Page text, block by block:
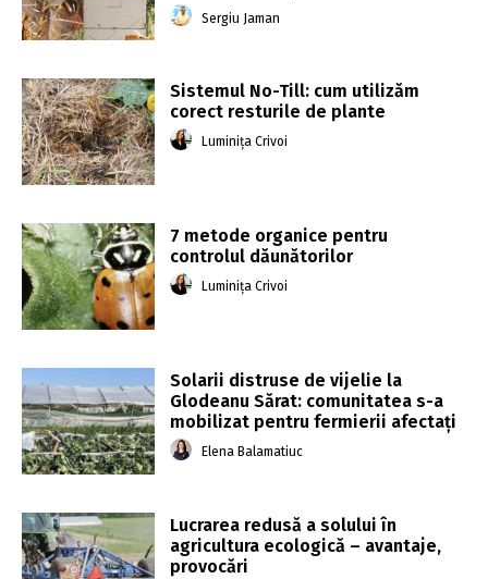
Sergiu Jaman
Sistemul No-Till: cum utilizăm
corect resturile de plante
Luminița Crivoi
7 metode organice pentru
controlul dăunătorilor
Luminița Crivoi
Solarii distruse de vijelie la
Glodeanu Sărat: comunitatea s-a
mobilizat pentru fermierii afectați
Elena Balamatiuc
Lucrarea redusă a solului în
agricultura ecologică – avantaje,
provocări